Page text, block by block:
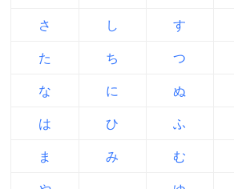
さ し す
た ち つ
な に ぬ
は ひ ふ
ま み む